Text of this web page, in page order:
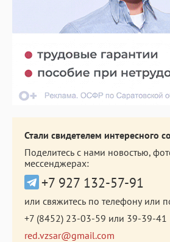
Стали свидетелем интересного
Поделитесь с нами новостью,
мессенджерах:
+7 927 132-57-91
или свяжитесь по телефону или
+7 (8452) 23-03-59 или 39-39-41
red.vzsar@gmail.com